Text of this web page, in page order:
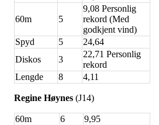
60m 5
9,08 Personlig
rekord (Med
godkjent vind)
Spyd
5
24,64
Diskos
3
22,71 Personlig
rekord
Lengde
8 4,11
Regine Høynes (J14)
60m 6
9,95